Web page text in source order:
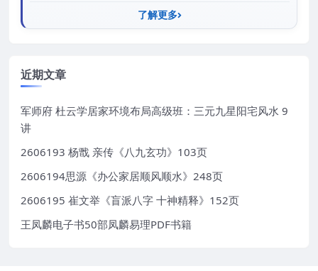
了解更多
近期文章
军师府 杜云学居家环境布局高级班：三元九星阳宅风水 9
讲
2606193 杨戬 亲传《八九玄功》103页
2606194思源《办公家居顺风顺水》248页
2606195 崔文举《盲派八字 十神精释》152页
王凤麟电子书50部凤麟易理PDF书籍